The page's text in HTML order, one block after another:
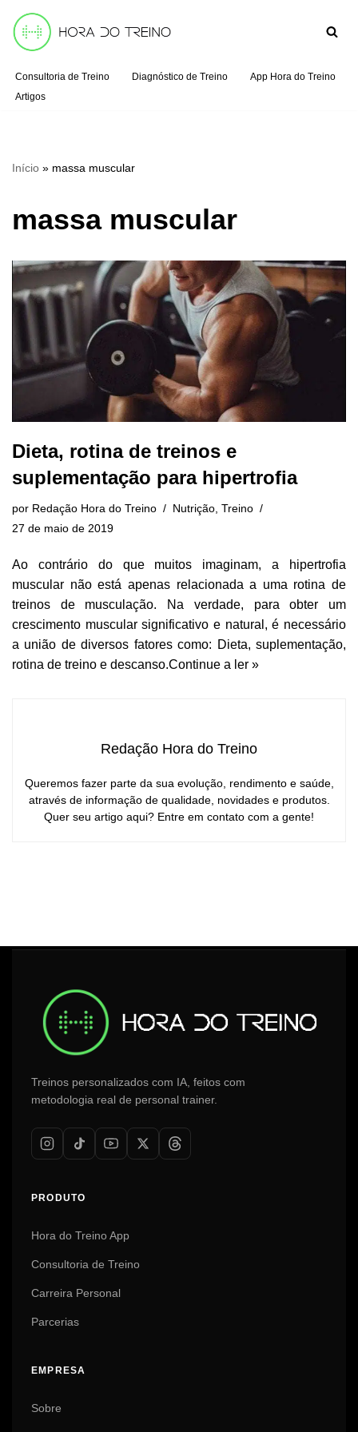
Pular
o
conteúdo
Consultoria de Treino Diagnóstico de Treino
App Hora do Treino
Artigos
Início » massa muscular
massa muscular
Dieta, rotina de treinos e
suplementação para hipertrofia
por Redação Hora do Treino Nutrição Treino
27 de maio de 2019
Ao contrário do que muitos imaginam, a hipertrofia
muscular não está apenas relacionada a uma rotina de
treinos de musculação. Na verdade, para obter um
crescimento muscular significativo e natural, é necessário
a união de diversos fatores como: Dieta, suplementação,
rotina de treino e descanso.Continue a ler »
Redação Hora do Treino
Queremos fazer parte da sua evolução, rendimento e saúde,
através de informação de qualidade, novidades e produtos.
Quer seu artigo aqui? Entre em contato com a gente!
Treinos personalizados com IA, feitos com
metodologia real de personal trainer.
PRODUTO
Hora do Treino App
Consultoria de Treino
Carreira Personal
Parcerias
EMPRESA
Sobre